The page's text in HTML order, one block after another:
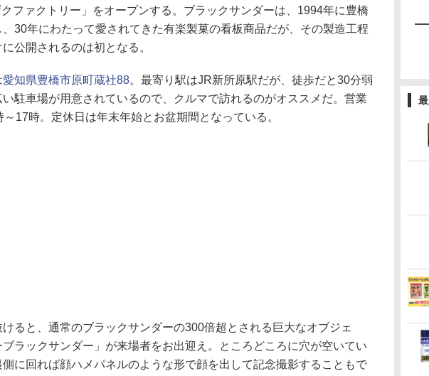
クファクトリー」をオープンする。ブラックサンダーは、1994年に豊橋
30年にわたって愛されてきた有楽製菓の看板商品だが、その製造工程
公開されるのは初となる。
愛知県豊橋市原町蔵社88。最寄り駅はJR新所原駅だが、徒歩だと30分弱
駐車場が用意されているので、クルマで訪れるのがオススメだ。営業
～17時。定休日は年末年始とお盆期間となっている。
ると、通常のブラックサンダーの300倍超とされる巨大なオブジェ
ブラックサンダー」が来場者をお出迎え。ところどころに穴が空いてい
側に回れば顔ハメパネルのような形で顔を出して記念撮影することもで